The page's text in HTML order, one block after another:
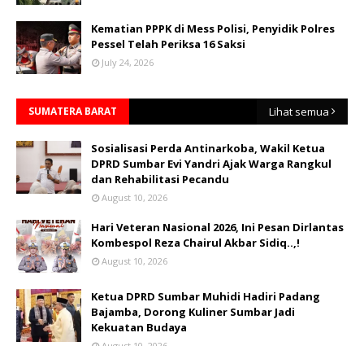
Kematian PPPK di Mess Polisi, Penyidik Polres
Pessel Telah Periksa 16 Saksi
July 24, 2026
SUMATERA BARAT Lihat semua
Sosialisasi Perda Antinarkoba, Wakil Ketua
DPRD Sumbar Evi Yandri Ajak Warga Rangkul
dan Rehabilitasi Pecandu
August 10, 2026
Hari Veteran Nasional 2026, Ini Pesan Dirlantas
Kombespol Reza Chairul Akbar Sidiq..,!
August 10, 2026
Ketua DPRD Sumbar Muhidi Hadiri Padang
Bajamba, Dorong Kuliner Sumbar Jadi
Kekuatan Budaya